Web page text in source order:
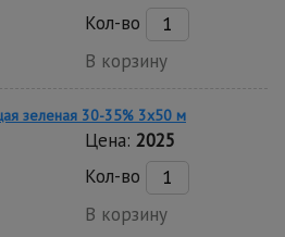
Кол-во
В корзину
зеленая 30-35% 3х50 м
Цена: 2025
Кол-во
В корзину